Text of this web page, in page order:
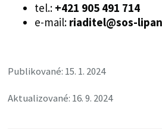
tel.: +421 905 491 714
e-mail: riaditel@sos-
Publikované: 15. 1. 2024
Aktualizované: 16. 9. 2024